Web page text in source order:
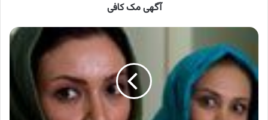
آگهی مک کافی
آگهی
سینمایی
سه
نفر
روی
یک